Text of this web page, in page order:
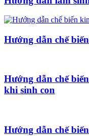
Hướng dẫn chế
Hướng dẫn chế
khi sinh con
Hướng dẫn chế